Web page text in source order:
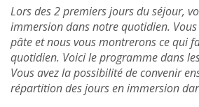
Lors des 2 premiers jours du séjour,
immersion dans notre quotidien.
pâte et nous vous montrerons ce qui
quotidien. Voici le programme dans
Vous avez la possibilité de convenir
répartition des jours en immersion